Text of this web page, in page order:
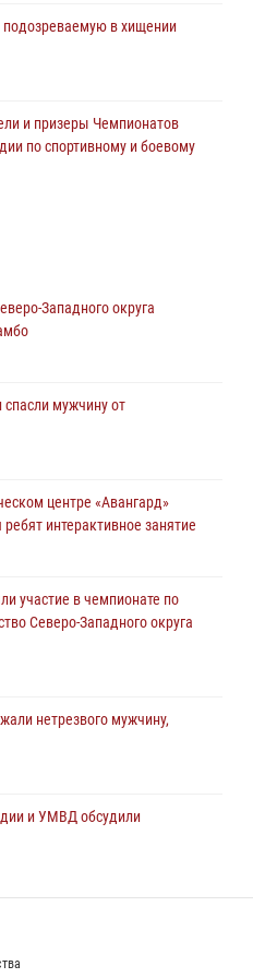
в хищении
и призеры Чемпионатов
по спортивному и боевому
ОБЛАСТИ ЗАДЕРЖАНО 23
несовершеннолетнего
Западного округа
мужчину, подозреваемого в
Западного округа
спасли мужчину от
центре «Авангард»
интерактивное занятие
участие в чемпионате по
Северо-Западного округа
нетрезвого мужчину,
и УМВД обсудили